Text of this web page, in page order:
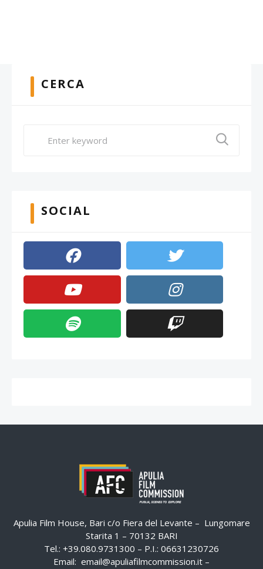
CERCA
SOCIAL
Apulia Film House, Bari c/o Fiera del Levante – Lungomare
Starita 1 – 70132 BARI
Tel.: +39.080.9731300 – P.I.: 06631230726
Email: email@apuliafilmcommission.it –